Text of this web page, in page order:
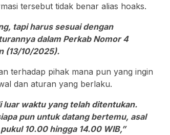
tersebut tidak benar alias hoaks.
tapi harus sesuai dengan
dalam Perkab Nomor 4
(13/10/2025).
terhadap pihak mana pun yang ingin
dan aturan yang berlaku.
luar waktu yang telah ditentukan.
pun untuk datang bertemu, asal
10.00 hingga 14.00 WIB,”